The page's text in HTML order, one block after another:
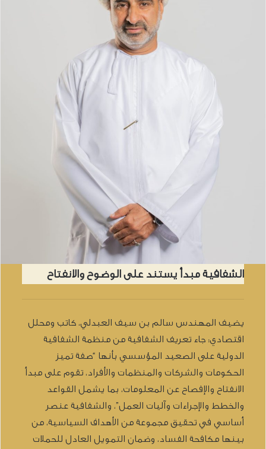
الشفافية مبدأ يستند على الوضوح والانفتاح
يضيف المهندس سالم بن سيف العبدلي، كاتب ومحلل
اقتصادي: جاء تعريف الشفافية من منظمة الشفافية
الدولية على الصعيد المؤسسي بأنها “صفة تميز
الحكومات والشركات والمنظمات والأفراد، تقوم على مبدأ
الانفتاح والإفصاح عن المعلومات، بما يشمل القواعد
والخطط والإجراءات وآليات العمل”، والشفافية عنصر
أساسي في تحقيق مجموعة من الأهداف السياسية، من
بينها مكافحة الفساد، وضمان التمويل العادل للحملات